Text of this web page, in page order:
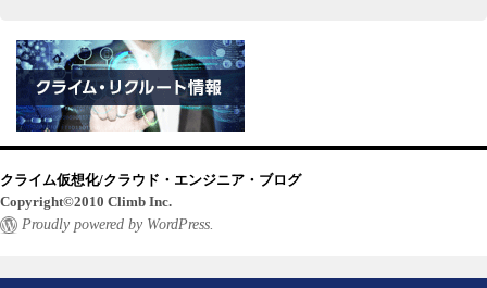
クライム仮想化/クラウド・エンジニア・ブログ
Copyright©2010 Climb Inc.
Proudly powered by WordPress.